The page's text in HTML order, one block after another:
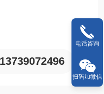
际感应距离 Sr 为 7±10% m
黄铜、铝、铜等不
13739072496
电话咨询
扫码加微信